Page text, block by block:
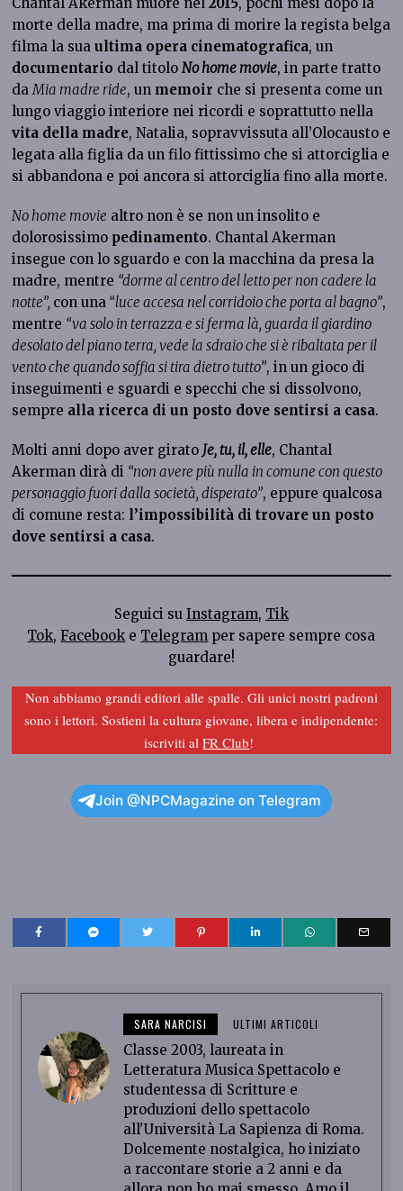
morte della madre, ma prima di morire la regista belga
filma la suaultima opera cinematografica, un
documentario dal titoloNo home movie, in parte tratto
daMia madre ride, un memoir che si presenta come un
lungo viaggio interiore nei ricordi e soprattutto nella
vita della madre, Natalia, sopravvissuta all’Olocausto e
legata alla figlia da un filo fittissimo che si attorciglia e
si abbandona e poi ancora si attorciglia fino alla morte.
No home movie altro non è se non un insolito e
dolorosissimo pedinamento. Chantal Akerman
insegue con lo sguardo e con la macchina da presa la
madre, mentre “dorme al centro del letto per non cadere la
notte”, con una “luce accesa nel corridoio che porta al bagno”,
mentre “va solo in terrazza e si ferma là, guarda il giardino
desolato del piano terra, vede la sdraio che si è ribaltata per il
vento che quando soffia si tira dietro tutto”, in un gioco di
inseguimenti e sguardi e specchi che si dissolvono,
sempre alla ricerca di un posto dove sentirsi a casa.
Molti anni dopo aver girato Je, tu, il, elle, Chantal
Akerman dirà di “non avere più nulla in comune con questo
personaggio fuori dalla società, disperato”, eppure qualcosa
di comune resta: l’impossibilità di trovare un posto
dove sentirsi a casa.
Seguici su Instagram, Tik
Tok,Facebook e Telegram per sapere sempre cosa
guardare!
Non abbiamo grandi editori alle spalle. Gli unici nostri padroni
sono i lettori. Sostieni la cultura giovane, libera e indipendente:
iscriviti alFR Club!
Join @NPCMagazine on Telegram
SARA NARCISI ULTIMI ARTICOLI
Classe 2003, laureata in
Letteratura Musica Spettacolo e
studentessa di Scritture e
produzioni dello spettacolo
all'Università La Sapienza di Roma.
Dolcemente nostalgica, ho iniziato
a raccontare storie a 2 anni e da